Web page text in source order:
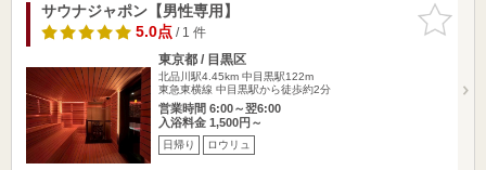
お気に入
りに追加
サウナジャポン【男性専用】
5.0点/ 1 件
東京都 / 目黒区
北品川駅4.45km 中目黒駅122m
東急東横線 中目黒駅から徒歩約2分
営業時間 6:00～翌6:00
入浴料金 1,500円～
日帰り ロウリュ